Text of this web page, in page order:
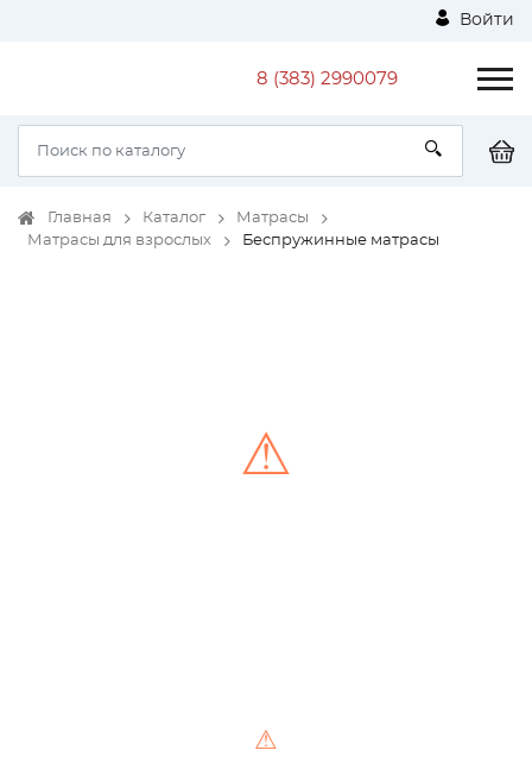
Войти
8 (383) 2990079
Главная Каталог
Матрасы
Матрасы для взрослых
Беспружинные матрасы
⚠
⚠